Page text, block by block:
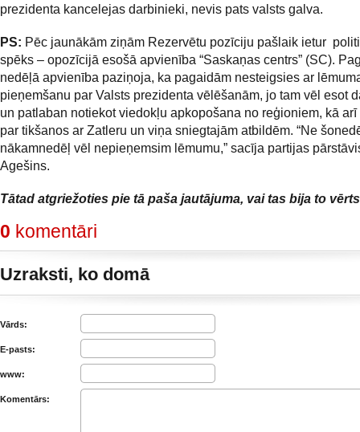
prezidenta kancelejas darbinieki, nevis pats valsts galva.
PS: Pēc jaunākām ziņām Rezervētu pozīciju pašlaik ietur
spēks – opozīcijā esošā apvienība “Saskaņas centrs” (SC).
nedēļā apvienība paziņoja, ka pagaidām nesteigsies ar
pieņemšanu par Valsts prezidenta vēlēšanām, jo tam vēl esot
un patlaban notiekot viedokļu apkopošana no reģioniem, kā
par tikšanos ar Zatleru un viņa sniegtajām atbildēm. “Ne
nākamnedēļ vēl nepieņemsim lēmumu,” sacīja partijas
Agešins.
Tātad atgriežoties pie tā paša jautājuma, vai tas bija to
0 komentāri
Uzraksti, ko domā
Vārds:
E-pasts:
www:
Komentārs: